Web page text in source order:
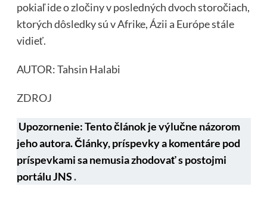
pokiaľ ide o zločiny v posledných dvoch storočiach,
ktorých dôsledky sú v Afrike, Ázii a Európe stále
vidieť.
AUTOR: Tahsin Halabi
ZDROJ
Upozornenie: Tento článok je výlučne názorom
jeho autora. Články, príspevky a komentáre pod
príspevkami sa nemusia zhodovať s postojmi
portálu JNS.